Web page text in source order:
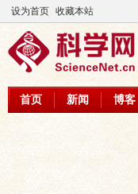
设为首页 收藏本站
首页 新闻 博客